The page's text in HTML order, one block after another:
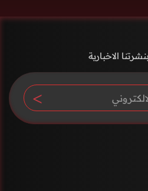
الاخبارية